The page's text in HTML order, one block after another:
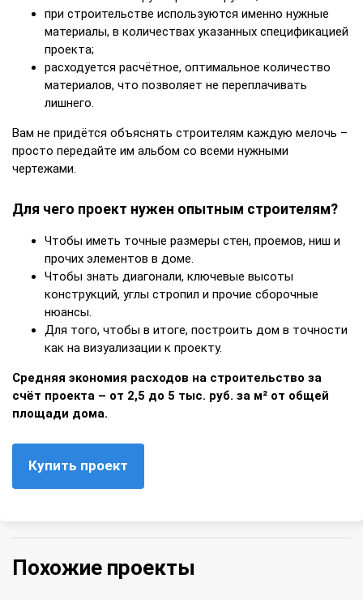
при строительстве используются именно нужные
материалы, в количествах указанных спецификацией
проекта;
расходуется расчётное, оптимальное количество
материалов, что позволяет не переплачивать
лишнего.
Вам не придётся объяснять строителям каждую мелочь –
просто передайте им альбом со всеми нужными
чертежами.
Для чего проект нужен опытным строителям?
Чтобы иметь точные размеры стен, проемов, ниш и
прочих элементов в доме.
Чтобы знать диагонали, ключевые высоты
конструкций, углы стропил и прочие сборочные
нюансы.
Для того, чтобы в итоге, построить дом в точности
как на визуализации к проекту.
Средняя экономия расходов на строительство за
счёт проекта – от 2,5 до 5 тыс. руб. за м² от общей
площади дома.
Купить проект
Похожие проекты